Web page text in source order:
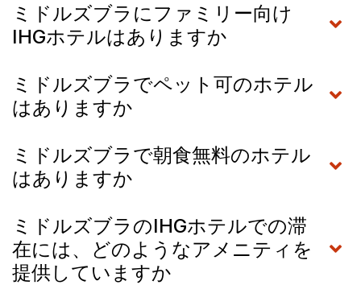
ミドルズブラにファミリー向け
IHGホテルはありますか
ミドルズブラでペット可のホテル
はありますか
ミドルズブラで朝食無料のホテル
はありますか
ミドルズブラのIHGホテルでの滞
在には、どのようなアメニティを
提供していますか